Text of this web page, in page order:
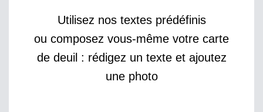
Utilisez nos textes prédéfinis
ou composez vous-même votre carte
de deuil : rédigez un texte et ajoutez
une photo